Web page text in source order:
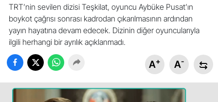
TRT’nin sevilen dizisi Teşkilat, oyuncu Aybüke Pusat’ın
boykot çağrısı sonrası kadrodan çıkarılmasının ardından
yayın hayatına devam edecek. Dizinin diğer oyuncularıyla
ilgili herhangi bir ayrılık açıklanmadı.
A+ A-